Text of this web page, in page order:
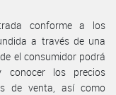
conforme a los
a través de una
el consumidor podrá
los precios
de venta, así como